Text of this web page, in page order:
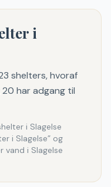
i
shelters, hvoraf
20 har adgang til
i Slagelse
i Slagelse” og
vand i Slagelse